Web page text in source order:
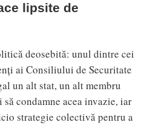
lipsite de
deosebită: unul dintre cei
ai Consiliului de Securitate
un alt stat, un alt membru
condamne acea invazie, iar
strategie colectivă pentru a